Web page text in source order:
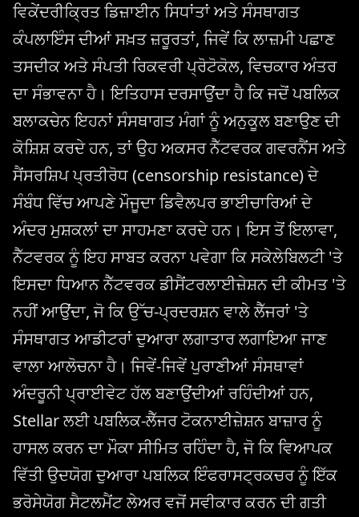
ਵਿਕੇਂਦਰੀਕ੍ਰਿਤ ਡਿਜ਼ਾਈਨ ਸਿਧਾਂਤਾਂ ਅਤੇ ਸੰਸਥਾਗਤ
ਕੰਪਲਾਇੰਸ ਦੀਆਂ ਸਖ਼ਤ ਜ਼ਰੂਰਤਾਂ, ਜਿਵੇਂ ਕਿ ਲਾਜ਼ਮੀ ਪਛਾਣ
ਤਸਦੀਕ ਅਤੇ ਸੰਪਤੀ ਰਿਕਵਰੀ ਪ੍ਰੋਟੋਕੋਲ, ਵਿਚਕਾਰ ਅੰਤਰ
ਦਾ ਸੰਭਾਵਨਾ ਹੈ। ਇਤਿਹਾਸ ਦਰਸਾਉਂਦਾ ਹੈ ਕਿ ਜਦੋਂ ਪਬਲਿਕ
ਬਲਾਕਚੇਨ ਇਹਨਾਂ ਸੰਸਥਾਗਤ ਮੰਗਾਂ ਨੂੰ ਅਨੁਕੂਲ ਬਣਾਉਣ ਦੀ
ਕੋਸ਼ਿਸ਼ ਕਰਦੇ ਹਨ, ਤਾਂ ਉਹ ਅਕਸਰ ਨੈੱਟਵਰਕ ਗਵਰਨੈਂਸ ਅਤੇ
ਸੈਂਸਰਸ਼ਿਪ ਪ੍ਰਤੀਰੋਧ (censorship resistance) ਦੇ
ਸੰਬੰਧ ਵਿੱਚ ਆਪਣੇ ਮੌਜੂਦਾ ਡਿਵੈਲਪਰ ਭਾਈਚਾਰਿਆਂ ਦੇ
ਅੰਦਰ ਮੁਸ਼ਕਲਾਂ ਦਾ ਸਾਹਮਣਾ ਕਰਦੇ ਹਨ। ਇਸ ਤੋਂ ਇਲਾਵਾ,
ਨੈੱਟਵਰਕ ਨੂੰ ਇਹ ਸਾਬਤ ਕਰਨਾ ਪਵੇਗਾ ਕਿ ਸਕੇਲੇਬਿਲਟੀ 'ਤੇ
ਇਸਦਾ ਧਿਆਨ ਨੈੱਟਵਰਕ ਡੀਸੈਂਟਰਲਾਈਜ਼ੇਸ਼ਨ ਦੀ ਕੀਮਤ 'ਤੇ
ਨਹੀਂ ਆਉਂਦਾ, ਜੋ ਕਿ ਉੱਚ-ਪ੍ਰਦਰਸ਼ਨ ਵਾਲੇ ਲੈੱਜਰਾਂ 'ਤੇ
ਸੰਸਥਾਗਤ ਆਡੀਟਰਾਂ ਦੁਆਰਾ ਲਗਾਤਾਰ ਲਗਾਇਆ ਜਾਣ
ਵਾਲਾ ਆਲੋਚਨਾ ਹੈ। ਜਿਵੇਂ-ਜਿਵੇਂ ਪੁਰਾਣੀਆਂ ਸੰਸਥਾਵਾਂ
ਅੰਦਰੂਨੀ ਪ੍ਰਾਈਵੇਟ ਹੱਲ ਬਣਾਉਂਦੀਆਂ ਰਹਿੰਦੀਆਂ ਹਨ,
Stellar ਲਈ ਪਬਲਿਕ-ਲੈੱਜਰ ਟੋਕਨਾਈਜ਼ੇਸ਼ਨ ਬਾਜ਼ਾਰ ਨੂੰ
ਹਾਸਲ ਕਰਨ ਦਾ ਮੌਕਾ ਸੀਮਿਤ ਰਹਿੰਦਾ ਹੈ, ਜੋ ਕਿ ਵਿਆਪਕ
ਵਿੱਤੀ ਉਦਯੋਗ ਦੁਆਰਾ ਪਬਲਿਕ ਇੰਫਰਾਸਟ੍ਰਕਚਰ ਨੂੰ ਇੱਕ
ਭਰੋਸੇਯੋਗ ਸੈਟਲਮੈਂਟ ਲੇਅਰ ਵਜੋਂ ਸਵੀਕਾਰ ਕਰਨ ਦੀ ਗਤੀ